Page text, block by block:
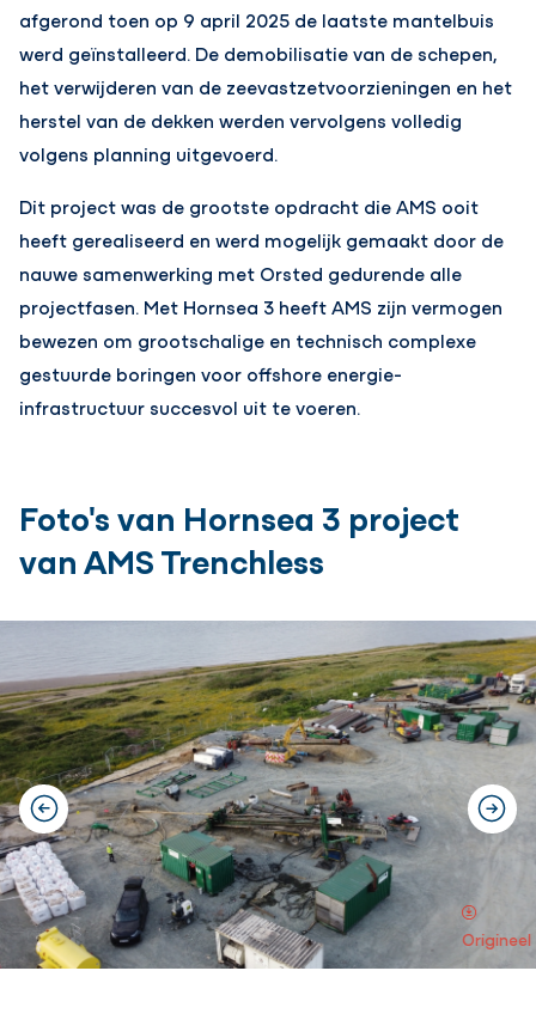
afgerond toen op 9 april 2025 de laatste mantelbuis
werd geïnstalleerd. De demobilisatie van de schepen,
het verwijderen van de zeevastzetvoorzieningen en het
herstel van de dekken werden vervolgens volledig
volgens planning uitgevoerd.
Dit project was de grootste opdracht die AMS ooit
heeft gerealiseerd en werd mogelijk gemaakt door de
nauwe samenwerking met Orsted gedurende alle
projectfasen. Met Hornsea 3 heeft AMS zijn vermogen
bewezen om grootschalige en technisch complexe
gestuurde boringen voor offshore energie-
infrastructuur succesvol uit te voeren.
Foto's van Hornsea 3 project
van AMS Trenchless
Origineel
next
previous